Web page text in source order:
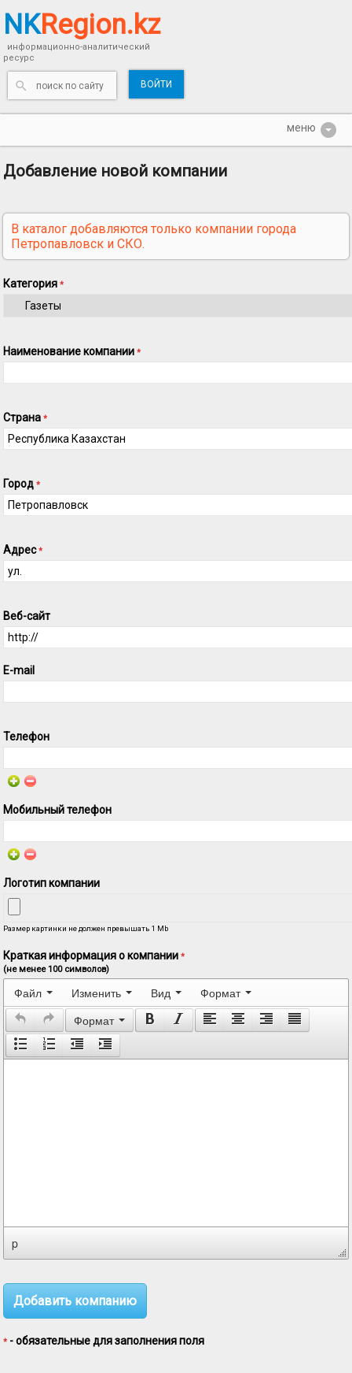
NKRegion.kz
информационно-аналитический
ресурс
ВОЙТИ
Добавление новой компании
В каталог добавляются только компании города
Петропавловск и СКО.
Категория*
Наименование компании*
Страна*
Город*
Адрес*
Веб-сайт
E-mail
Телефон
Мобильный телефон
Логотип компании
Размер картинки не должен превышать 1 Mb
Краткая информация о компании*
(не менее 100 символов)
Файл Изменить Вид
Формат
Формат
p
* - обязательные для заполнения поля